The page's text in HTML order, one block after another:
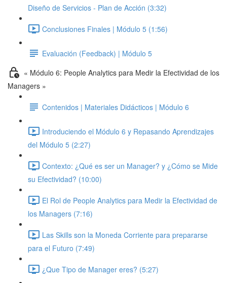
Diseño de Servicios - Plan de Acción (3:32)
Conclusiones Finales | Módulo 5 (1:56)
Evaluación (Feedback) | Módulo 5
« Módulo 6: People Analytics para Medir la Efectividad de los
Managers »
Contenidos | Materiales Didácticos | Módulo 6
Introduciendo el Módulo 6 y Repasando Aprendizajes
del Módulo 5 (2:27)
Contexto: ¿Qué es ser un Manager? y ¿Cómo se Mide
su Efectividad? (10:00)
El Rol de People Analytics para Medir la Efectividad de
los Managers (7:16)
Las Skills son la Moneda Corriente para prepararse
para el Futuro (7:49)
¿Que Tipo de Manager eres? (5:27)